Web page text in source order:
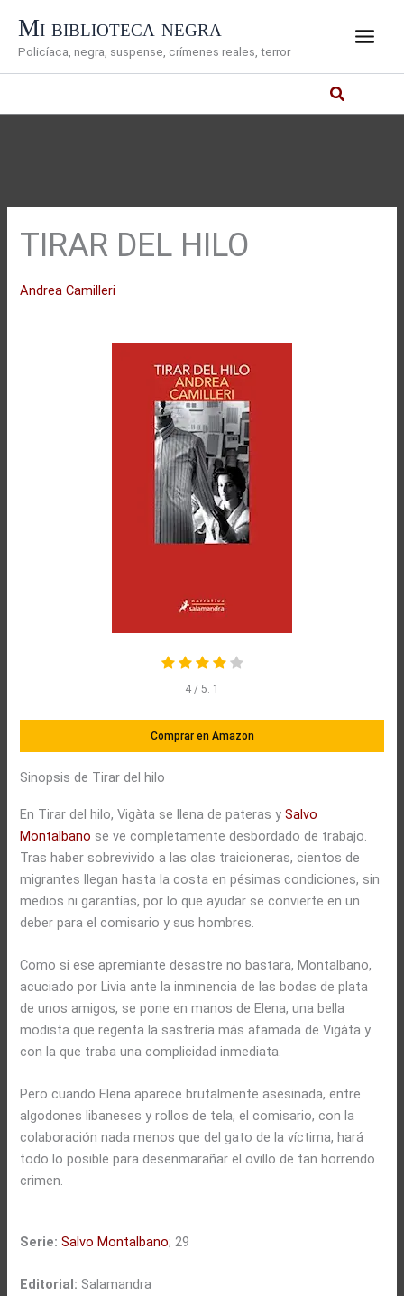
contenido
Mi biblioteca negra
Policíaca, negra, suspense, crímenes reales, terror
TIRAR DEL HILO
Andrea Camilleri
4 / 5. 1
Comprar en Amazon
Sinopsis de Tirar del hilo
En Tirar del hilo, Vigàta se llena de pateras ySalvo
Montalbano se ve completamente desbordado de trabajo.
Tras haber sobrevivido a las olas traicioneras, cientos de
migrantes llegan hasta la costa en pésimas condiciones, sin
medios ni garantías, por lo que ayudar se convierte en un
deber para el comisario y sus hombres.
Como si ese apremiante desastre no bastara, Montalbano,
acuciado por Livia ante la inminencia de las bodas de plata
de unos amigos, se pone en manos de Elena, una bella
modista que regenta la sastrería más afamada de Vigàta y
con la que traba una complicidad inmediata.
Pero cuando Elena aparece brutalmente asesinada, entre
algodones libaneses y rollos de tela, el comisario, con la
colaboración nada menos que del gato de la víctima, hará
todo lo posible para desenmarañar el ovillo de tan horrendo
crimen.
Serie:Salvo Montalbano; 29
Editorial: Salamandra